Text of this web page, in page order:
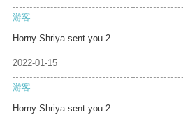
游客
Horny Shriya sent you 2
2022-01-15
游客
Horny Shriya sent you 2